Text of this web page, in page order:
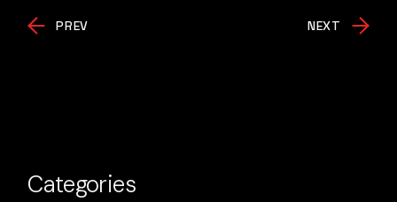
PREV NEXT
Categories